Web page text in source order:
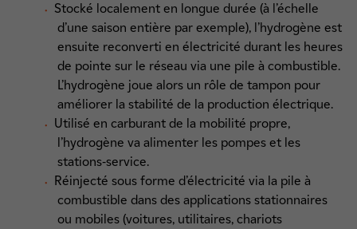
Stocké localement en longue durée (à l’échelle
d’une saison entière par exemple), l’hydrogène est
ensuite reconverti en électricité durant les heures
de pointe sur le réseau via une pile à combustible.
L’hydrogène joue alors un rôle de tampon pour
améliorer la stabilité de la production électrique.
Utilisé en carburant de la mobilité propre,
l’hydrogène va alimenter les pompes et les
stations-service.
Réinjecté sous forme d’électricité via la pile à
combustible dans des applications stationnaires
ou mobiles (voitures, utilitaires, chariots